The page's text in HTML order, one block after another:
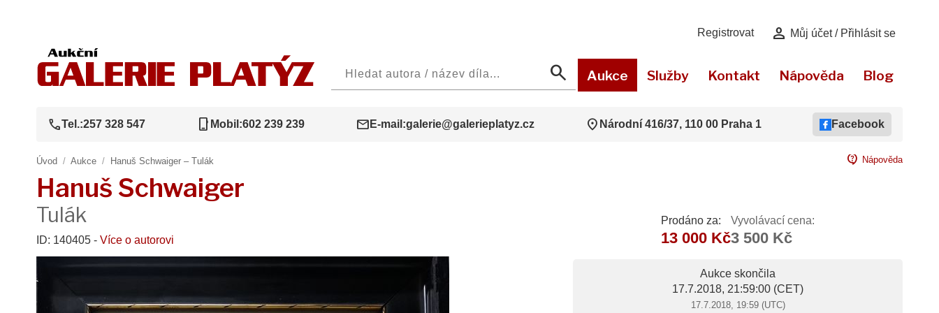
Registrovat person Můj účet / Přihlásit se
search Aukce Služby Kontakt Nápověda Blog
callTel.:257 328 547 phone_iphone Mobil:602 239 239 mail E-mail:galerie@galerieplatyz.cz location_on Národní 416/37, 110 00 Praha 1 Facebook
Úvod / Aukce / Hanuš Schwaiger – Tulák contact_support Nápověda
Hanuš Schwaiger
Tulák
ID: 140405 - Více o autorovi
Prodáno za:
13 000 Kč
Vyvolávací cena:
3 500 Kč
Aukce skončila
17.7.2018, 21:59:00 (CET)
17.7.2018, 19:59 (UTC)